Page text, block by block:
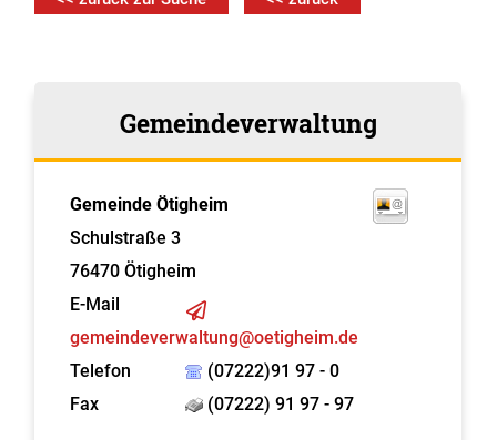
Gemeindeverwaltung
Gemeinde Ötigheim
Schulstraße 3
76470 Ötigheim
E-Mail
gemeindeverwaltung@oetigheim.de
Telefon
(07222)91 97 - 0
Fax
(07222) 91 97 - 97